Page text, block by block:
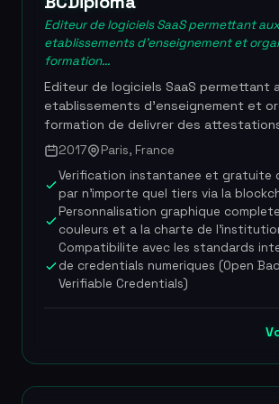
Fily
Editeur de logiciels SaaS permettant aux
etablissements d'enseignement et
formation...
Editeur de logiciels SaaS permettant
etablissements d'enseignement et
formation de delivrer des
numeriques infalsifiables grace a la
blockchain brevetee EvidenZ. Fondee
novembre 2017 par Luc Jarry-
Langard, BCDiploma collabore avec
institutions dans une trentaine de
imposee comme le leader francais de
certification blockchain dans le
La plateforme couvre l'ensemble du
des credentials numeriques :
partage et verification instantanee.
leve 2,7 millions d'euros au total et a
l'innovation de sa solution. En mai
2017
Paris, France
Verification instantanee et gratuite
par n'importe quel tiers via la
Personnalisation graphique
couleurs et a la charte de
Compatibilite avec les standards
de credentials numeriques (Open
Verifiable Credentials)